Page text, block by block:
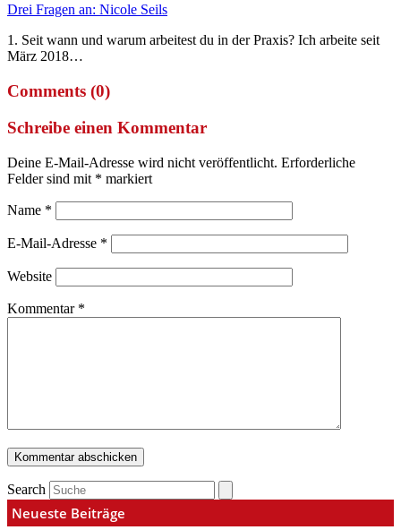
Drei Fragen an: Nicole Seils
1. Seit wann und warum arbeitest du in der Praxis? Ich arbeite seit
März 2018…
Comments (0)
Schreibe einen Kommentar
Deine E-Mail-Adresse wird nicht veröffentlicht. Erforderliche
Felder sind mit * markiert
Name *
E-Mail-Adresse *
Website
Kommentar *
Search
Neueste Beiträge